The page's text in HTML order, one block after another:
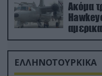
Ακόμα
ΕΛΛΗΝΟΤΟΥΡΚΙΚΑ